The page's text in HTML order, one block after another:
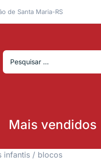
de Santa Maria-RS
Mais vendidos
infantis / blocos